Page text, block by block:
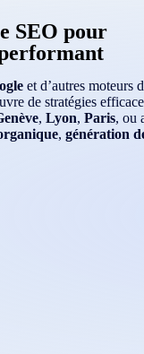
SEO pour
et d’autres moteurs
de stratégies
, Lyon, Paris, ou
, génération